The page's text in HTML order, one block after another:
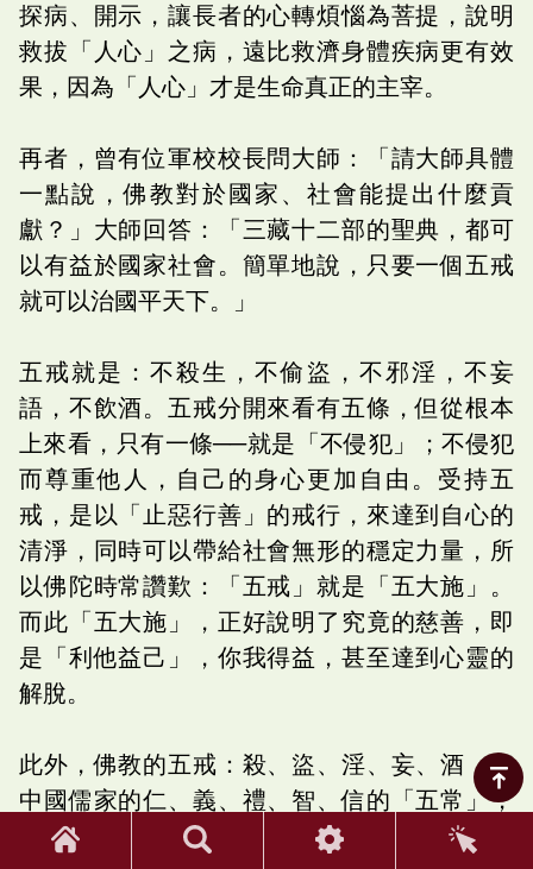
探病、開示，讓長者的心轉煩惱為菩提，說明
救拔「人心」之病，遠比救濟身體疾病更有效
果，因為「人心」才是生命真正的主宰。
再者，曾有位軍校校長問大師：「請大師具體
一點說，佛教對於國家、社會能提出什麼貢
獻？」大師回答：「三藏十二部的聖典，都可
以有益於國家社會。簡單地說，只要一個五戒
就可以治國平天下。」
五戒就是：不殺生，不偷盜，不邪淫，不妄
語，不飲酒。五戒分開來看有五條，但從根本
上來看，只有一條──就是「不侵犯」；不侵犯
而尊重他人，自己的身心更加自由。受持五
戒，是以「止惡行善」的戒行，來達到自心的
清淨，同時可以帶給社會無形的穩定力量，所
以佛陀時常讚歎：「五戒」就是「五大施」。
而此「五大施」，正好說明了究竟的慈善，即
是「利他益己」，你我得益，甚至達到心靈的
解脫。
此外，佛教的五戒：殺、盜、淫、妄、酒，和
中國儒家的仁、義、禮、智、信的「五常」，
也有共通之處，儒家的五常僅止於勉人律己，